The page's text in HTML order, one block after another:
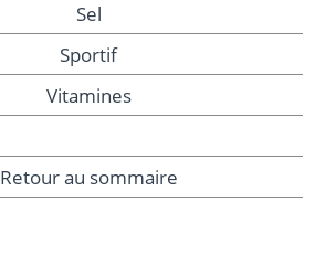
Sel
Sportif
Vitamines
Retour au sommaire